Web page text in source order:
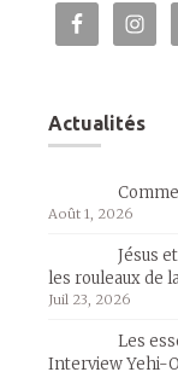
Actualités
Août 1, 2026
Jésus
les rouleaux de
Juil 23, 2026
Les
Interview Yehi-